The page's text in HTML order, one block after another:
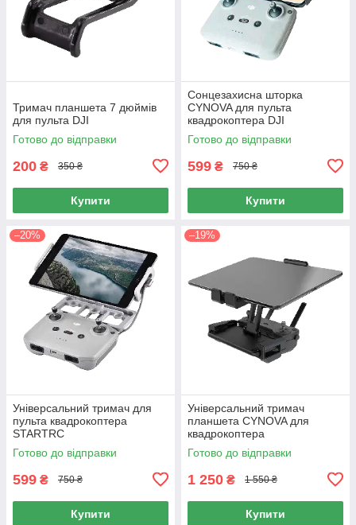
Тримач планшета 7 дюймів
для пульта DJI
Готово до відправки
200 ₴ 350 ₴
Купити
Сонцезахисна шторка
CYNOVA для пульта
квадрокоптера DJI
Готово до відправки
599 ₴ 750 ₴
Купити
–20%
Універсальний тримач для
пульта квадрокоптера
STARTRC
Готово до відправки
599 ₴ 750 ₴
Купити
–19%
Універсальний тримач
планшета CYNOVA для
квадрокоптера
Готово до відправки
1 250 ₴ 1 550 ₴
Купити